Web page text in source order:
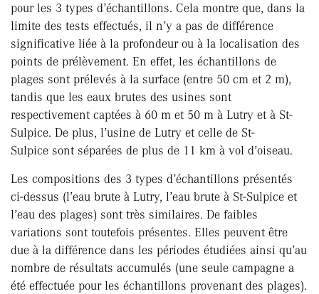
pour les 3 types d’échantillons. Cela montre que, dans la
limite des tests effectués, il n’y a pas de différence
significative liée à la profondeur ou à la localisation des
points de prélèvement. En effet, les échantillons de
plages sont prélevés à la surface (entre 50 cm et 2 m),
tandis que les eaux brutes des usines sont
respectivement captées à 60 m et 50 m à Lutry et à St-
Sulpice. De plus, l’usine de Lutry et celle de St-
Sulpice sont séparées de plus de 11 km à vol d’oiseau.
Les compositions des 3 types d’échantillons présentés
ci-dessus (l’eau brute à Lutry, l’eau brute à St-Sulpice et
l’eau des plages) sont très similaires. De faibles
variations sont toutefois présentes. Elles peuvent être
due à la différence dans les périodes étudiées ainsi qu’au
nombre de résultats accumulés (une seule campagne a
été effectuée pour les échantillons provenant des plages).